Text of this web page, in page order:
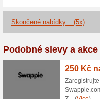
kupóny do